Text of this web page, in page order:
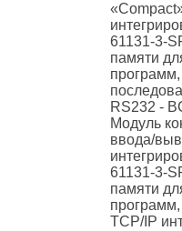
61131-3-
памяти
программ,
RS232 -
Модуль
ввода/
61131-3-
памяти
TCP/IP